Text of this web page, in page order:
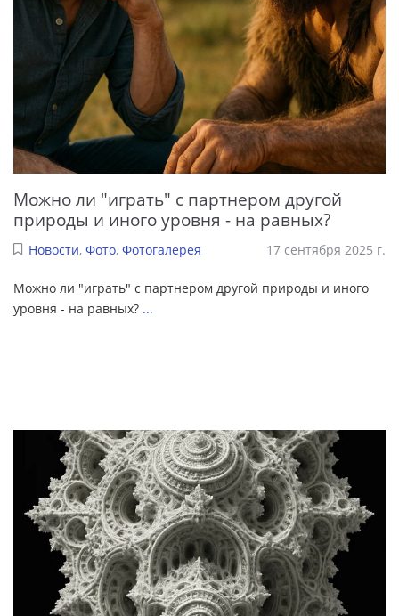
Можно ли "играть" с партнером другой
природы и иного уровня - на равных?
Новости, Фото, Фотогалерея 17 сентября 2025 г.
Можно ли "играть" с партнером другой природы и иного
уровня - на равных? ...